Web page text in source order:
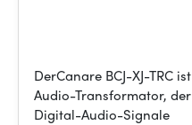
DerCanare BCJ-XJ-TRC
Audio-Transformator,
Digital-Audio-Signale